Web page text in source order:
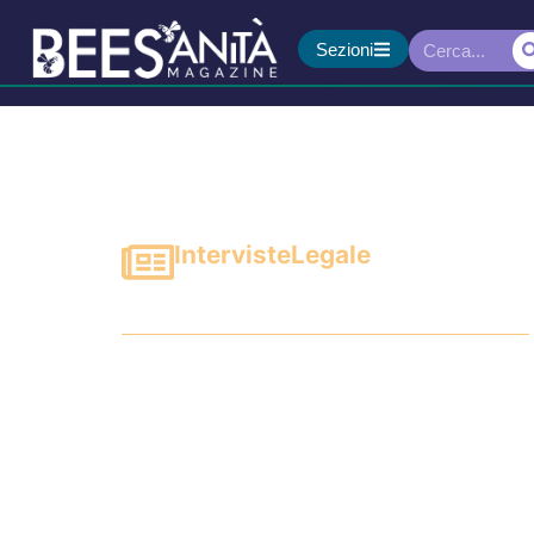
Sezioni
IntervisteLegale